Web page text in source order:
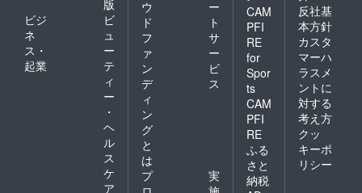
版
ビジ
ネ
ス・
起業
ビ
ュ
ー
テ
ィ
ー
・
ヘ
ル
ス
ケ
ア
ウ
ド
フ
ァ
ン
デ
ィ
ン
グ
と
は
ー
ト
サ
ー
ビ
ス
プ
実
CAM
PFI
RE
for
Spor
ts
CAM
PFI
RE
ふる
さと
納税
反社基
本方針
カスタ
マーハ
ラスメ
ントに
対する
考え方
クッ
キーポ
リシー